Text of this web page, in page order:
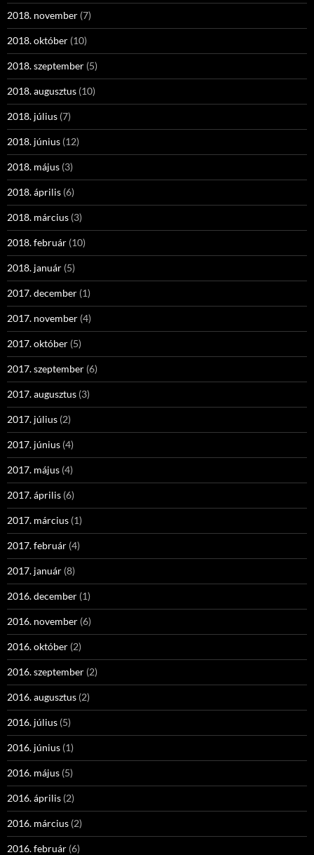
2018. november (7)
2018. október (10)
2018. szeptember (5)
2018. augusztus (10)
2018. július (7)
2018. június (12)
2018. május (3)
2018. április (6)
2018. március (3)
2018. február (10)
2018. január (5)
2017. december (1)
2017. november (4)
2017. október (5)
2017. szeptember (6)
2017. augusztus (3)
2017. július (2)
2017. június (4)
2017. május (4)
2017. április (6)
2017. március (1)
2017. február (4)
2017. január (8)
2016. december (1)
2016. november (6)
2016. október (2)
2016. szeptember (2)
2016. augusztus (2)
2016. július (5)
2016. június (1)
2016. május (5)
2016. április (2)
2016. március (2)
2016. február (6)